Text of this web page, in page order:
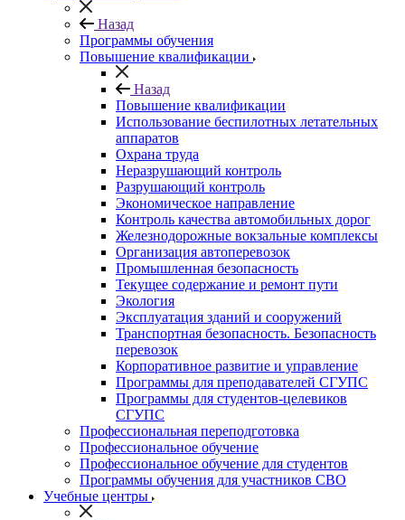
Назад
Программы обучения
Повышение квалификации
Назад
Повышение квалификации
Использование беспилотных летательных
аппаратов
Охрана труда
Неразрушающий контроль
Разрушающий контроль
Экономическое направление
Контроль качества автомобильных дорог
Железнодорожные вокзальные комплексы
Организация автоперевозок
Промышленная безопасность
Текущее содержание и ремонт пути
Экология
Эксплуатация зданий и сооружений
Транспортная безопасность. Безопасность
перевозок
Корпоративное развитие и управление
Программы для преподавателей СГУПС
Программы для студентов-целевиков
СГУПС
Профессиональная переподготовка
Профессиональное обучение
Профессиональное обучение для студентов
Программы обучения для участников СВО
Учебные центры